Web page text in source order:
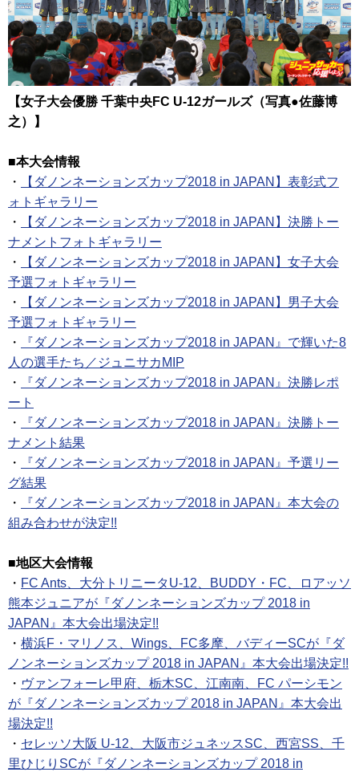
【女子大会優勝 千葉中央FC U-12ガールズ（写真●佐藤博
之）】
■本大会情報
・
【ダノンネーションズカップ2018 in JAPAN】表彰式フ
ォトギャラリー
・
【ダノンネーションズカップ2018 in JAPAN】決勝トー
ナメントフォトギャラリー
・
【ダノンネーションズカップ2018 in JAPAN】女子大会
予選フォトギャラリー
・
【ダノンネーションズカップ2018 in JAPAN】男子大会
予選フォトギャラリー
・
『ダノンネーションズカップ2018 in JAPAN』で輝いた8
人の選手たち／ジュニサカMIP
・
『ダノンネーションズカップ2018 in JAPAN』決勝レポ
ート
・
『ダノンネーションズカップ2018 in JAPAN』決勝トー
ナメント結果
・
『ダノンネーションズカップ2018 in JAPAN』予選リー
グ結果
・
『ダノンネーションズカップ2018 in JAPAN』本大会の
組み合わせが決定!!
■地区大会情報
・ FC Ants、大分トリニータU-12、BUDDY・FC、ロアッソ
熊本ジュニアが『ダノンネーションズカップ 2018 in
JAPAN』本大会出場決定!!
・ 横浜F・マリノス、Wings、FC多摩、バディーSCが『ダ
ノンネーションズカップ 2018 in JAPAN』本大会出場決定!!
・ ヴァンフォーレ甲府、栃木SC、江南南、FC パーシモン
が『ダノンネーションズカップ 2018 in JAPAN』本大会出
場決定!!
・ セレッソ大阪 U-12、大阪市ジュネッスSC、西宮SS、千
里ひじりSCが『ダノンネーションズカップ 2018 in